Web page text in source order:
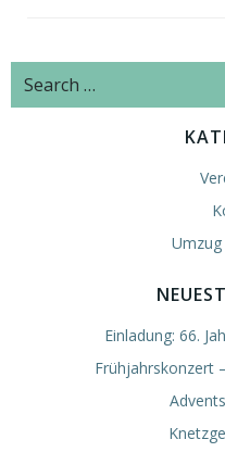
Search
Einladung: 66.
Frühjahrskonzert